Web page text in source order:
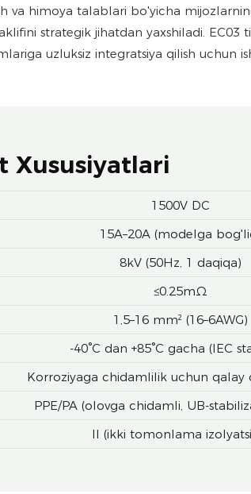
himoya talablari bo'yicha
strategik jihatdan yaxshiladi.
uzluksiz integratsiya qilish uchun
Xususiyatlari
1500V DC
15A–20A (modelga
8kV (50Hz, 1 daqiqa)
≤0.25mΩ
1,5–16 mm² (16–6AWG)
-40°C dan +85°C gacha (IEC
Korroziyaga chidamlilik uchun qalay
PPE/PA (olovga chidamli, UB-
II (ikki tomonlama